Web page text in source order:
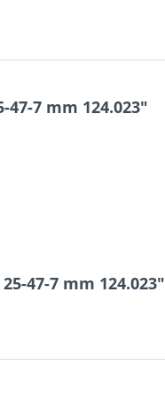
7 mm 124.023"
47-7 mm 124.023"